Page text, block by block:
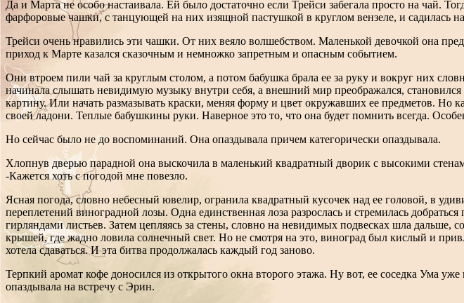
Да и Марта не особо настаивала. Ей было достаточно если Трейси забегала просто на чай.
фарфоровые чашки, с танцующей на них изящной пастушкой в круглом вензеле, и садилась
Трейси очень нравились эти чашки. От них веяло волшебством. Маленькой девочкой она
приход к Марте казался сказочным и немножко запретным и опасным событием.
Они втроем пили чай за круглым столом, а потом бабушка брала ее за руку и вокруг них
начинала слышать невидимую музыку внутри себя, а внешний мир преображался,
картину. Или начать размазывать краски, меняя форму и цвет окружавших ее предметов.
своей ладони. Теплые бабушкины руки. Наверное это то, что она будет помнить всегда.
Но сейчас было не до воспоминаний. Она опаздывала причем категорически опаздывала.
Хлопнув дверью парадной она выскочила в маленький квадратный дворик с высокими
-Кажется хоть с погодой мне повезло.
Ясная погода, словно небесный ювелир, огранила квадратный кусочек над ее головой, в
переплетений виноградной лозы. Одна единственная лоза разрослась и стремилась
гирляндами листьев. Затем цепляясь за стены, словно на невидимых подвесках шла дальше,
крышей, где жадно ловила солнечный свет. Но не смотря на это, виноград был кислый и
хотела сдаваться. И эта битва продолжалась каждый год заново.
Терпкий аромат кофе доносился из открытого окна второго этажа. Ну вот, ее соседка Ума
опаздывала на встречу с Эрин.